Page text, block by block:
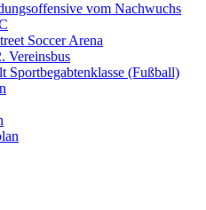
vom Nachwuchs
Soccer Arena
Vereinsbus
Sportbegabtenklasse (Fußball)